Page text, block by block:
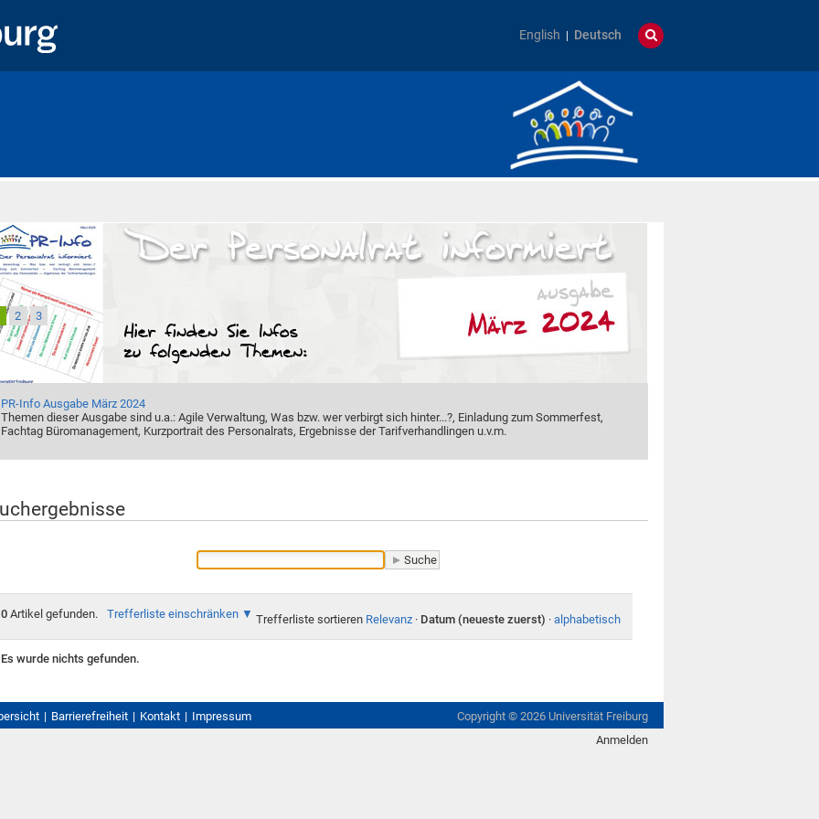
English Deutsch
PR-Info Ausgabe März 2024
Themen dieser Ausgabe sind u.a.: Agile Verwaltung, Was bzw. wer verbirgt sich hinter...?, Einladung zum Sommerfest,
Fachtag Büromanagement, Kurzportrait des Personalrats, Ergebnisse der Tarifverhandlingen u.v.m.
2 3
0Artikel gefunden. Trefferliste einschränken Trefferliste sortieren Relevanz · Datum (neueste zuerst) · alphabetisch
Es wurde nichts gefunden.
Barrierefreiheit Kontakt Impressum Copyright © 2026 Universität Freiburg
Anmelden